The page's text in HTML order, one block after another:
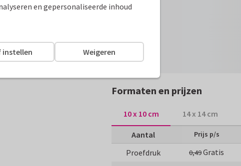
Formaten en prijzen
10 x 10 cm 14 x 14 cm
Aantal Prijs p/s
Proefdruk 0,49Gratis
en gepersonaliseerde inhoud
Weigeren
instellen